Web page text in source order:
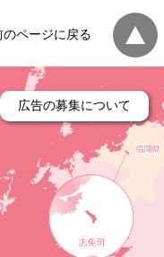
のページに戻る
広告の募集について